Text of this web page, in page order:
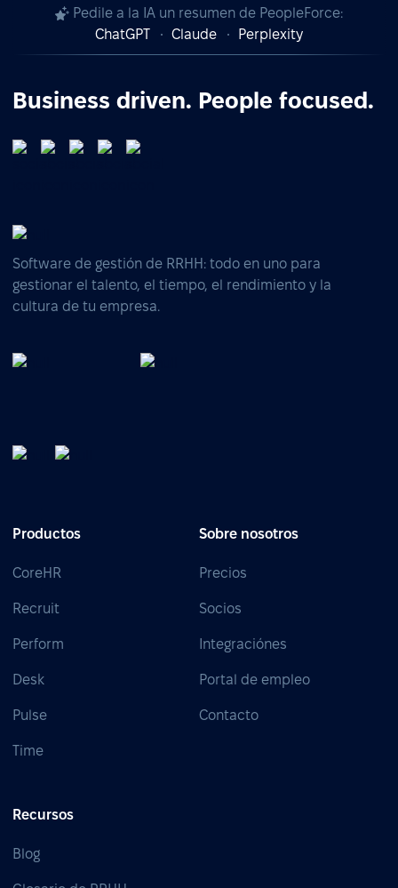
Pedile a la IA un resumen de PeopleForce:
ChatGPT
Claude Perplexity
Business driven. People focused.
Software de gestión de RRHH: todo en uno para
gestionar el talento, el tiempo, el rendimiento y la
cultura de tu empresa.
Productos
CoreHR
Recruit
Perform
Desk
Pulse
Time
Sobre nosotros
Precios
Socios
Integraciónes
Portal de empleo
Contacto
Recursos
Blog